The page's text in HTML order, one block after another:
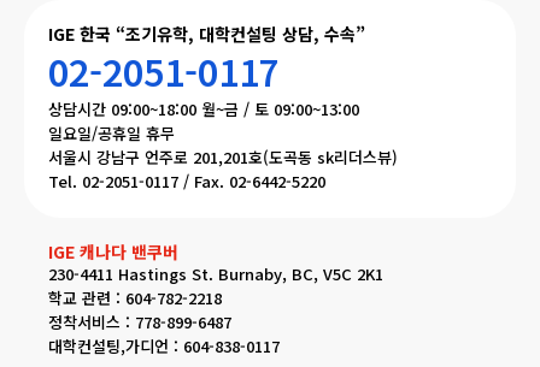
IGE 한국 “조기유학, 대학컨설팅 상담, 수속”
02-2051-0117
상담시간 09:00~18:00 월~금 / 토 09:00~13:00
일요일/공휴일 휴무
서울시 강남구 언주로 201,201호(도곡동 sk리더스뷰)
Tel. 02-2051-0117 / Fax. 02-6442-5220
IGE 캐나다 밴쿠버
230-4411 Hastings St. Burnaby, BC, V5C 2K1
학교 관련 : 604-782-2218
정착서비스 : 778-899-6487
대학컨설팅,가디언 : 604-838-0117